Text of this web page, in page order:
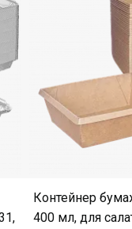
Контейнер
400 мл, для